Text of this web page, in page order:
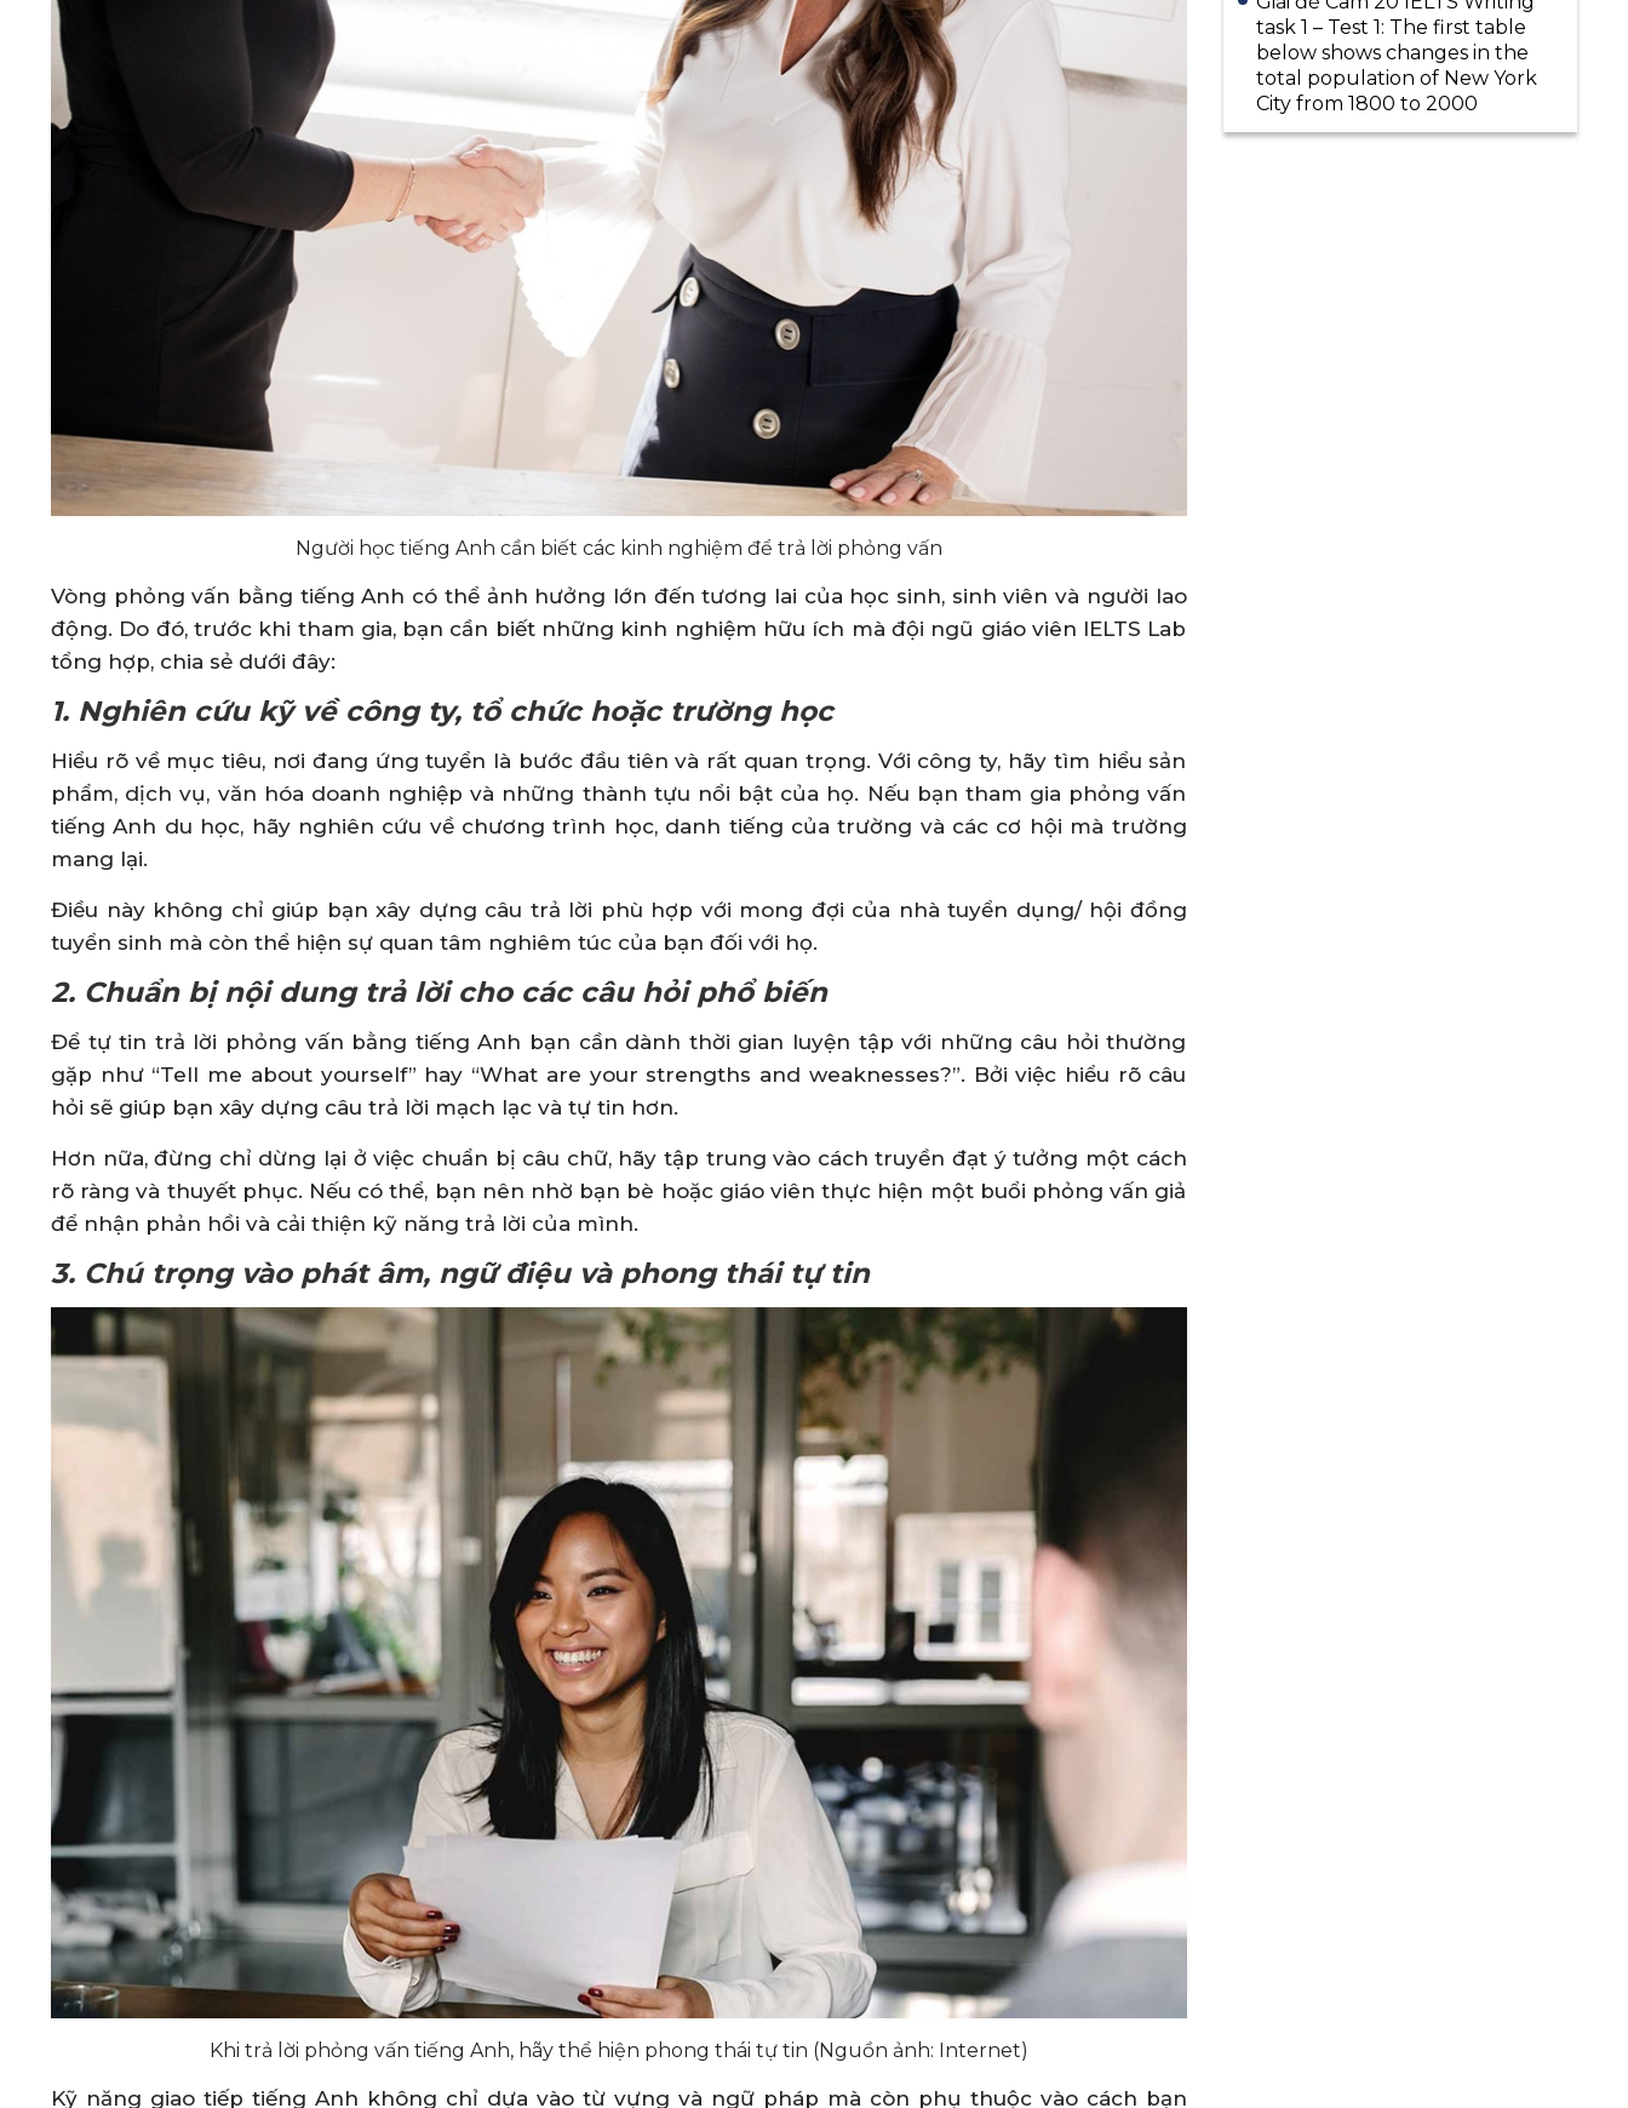
Người học tiếng Anh cần biết các kinh nghiệm để trả lời phỏng vấn
Vòng phỏng vấn bằng tiếng Anh có thể ảnh hưởng lớn đến tương lai của học sinh, sinh viên và người lao
động. Do đó, trước khi tham gia, bạn cần biết những kinh nghiệm hữu ích mà đội ngũ giáo viên IELTS Lab
tổng hợp, chia sẻ dưới đây:
1. Nghiên cứu kỹ về công ty, tổ chức hoặc trường học
Hiểu rõ về mục tiêu, nơi đang ứng tuyển là bước đầu tiên và rất quan trọng. Với công ty, hãy tìm hiểu sản
phẩm, dịch vụ, văn hóa doanh nghiệp và những thành tựu nổi bật của họ. Nếu bạn tham gia phỏng vấn
tiếng Anh du học, hãy nghiên cứu về chương trình học, danh tiếng của trường và các cơ hội mà trường
mang lại.
Điều này không chỉ giúp bạn xây dựng câu trả lời phù hợp với mong đợi của nhà tuyển dụng/ hội đồng
tuyển sinh mà còn thể hiện sự quan tâm nghiêm túc của bạn đối với họ.
2. Chuẩn bị nội dung trả lời cho các câu hỏi phổ biến
Để tự tin trả lời phỏng vấn bằng tiếng Anh bạn cần dành thời gian luyện tập với những câu hỏi thường
gặp như “Tell me about yourself” hay “What are your strengths and weaknesses?”. Bởi việc hiểu rõ câu
hỏi sẽ giúp bạn xây dựng câu trả lời mạch lạc và tự tin hơn.
Hơn nữa, đừng chỉ dừng lại ở việc chuẩn bị câu chữ, hãy tập trung vào cách truyền đạt ý tưởng một cách
rõ ràng và thuyết phục. Nếu có thể, bạn nên nhờ bạn bè hoặc giáo viên thực hiện một buổi phỏng vấn giả
để nhận phản hồi và cải thiện kỹ năng trả lời của mình.
3. Chú trọng vào phát âm, ngữ điệu và phong thái tự tin
Khi trả lời phỏng vấn tiếng Anh, hãy thể hiện phong thái tự tin (Nguồn ảnh: Internet)
Kỹ năng giao tiếp tiếng Anh không chỉ dựa vào từ vựng và ngữ pháp mà còn phụ thuộc vào cách bạn
task 1 – Test 1: The first table
below shows changes in the
total population of New York
City from 1800 to 2000